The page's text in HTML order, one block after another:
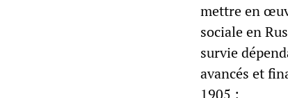
mettre en
sociale en
survie
avancés et
1905 :